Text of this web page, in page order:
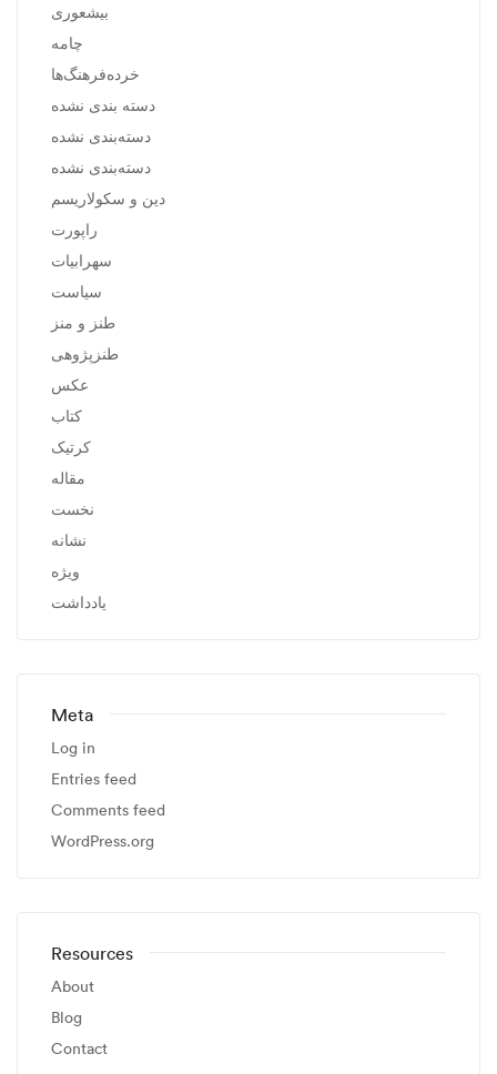
بیشعوری
چامه
خرده‌فرهنگ‌ها
دسته بندی نشده
دسته‌بندی نشده
دسته‌بندی نشده
دین و سکولاریسم
راپورت
سهرابیات
سیاست
طنز و منز
طنزپژوهی
عکس
کتاب
کرتیک
مقاله
نخست
نشانه
ویژه
یادداشت
Meta
Log in
Entries feed
Comments feed
WordPress.org
Resources
About
Blog
Contact